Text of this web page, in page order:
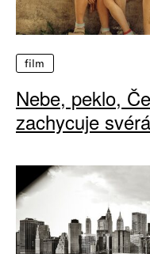
film
Nebe, peklo,
zachycuje